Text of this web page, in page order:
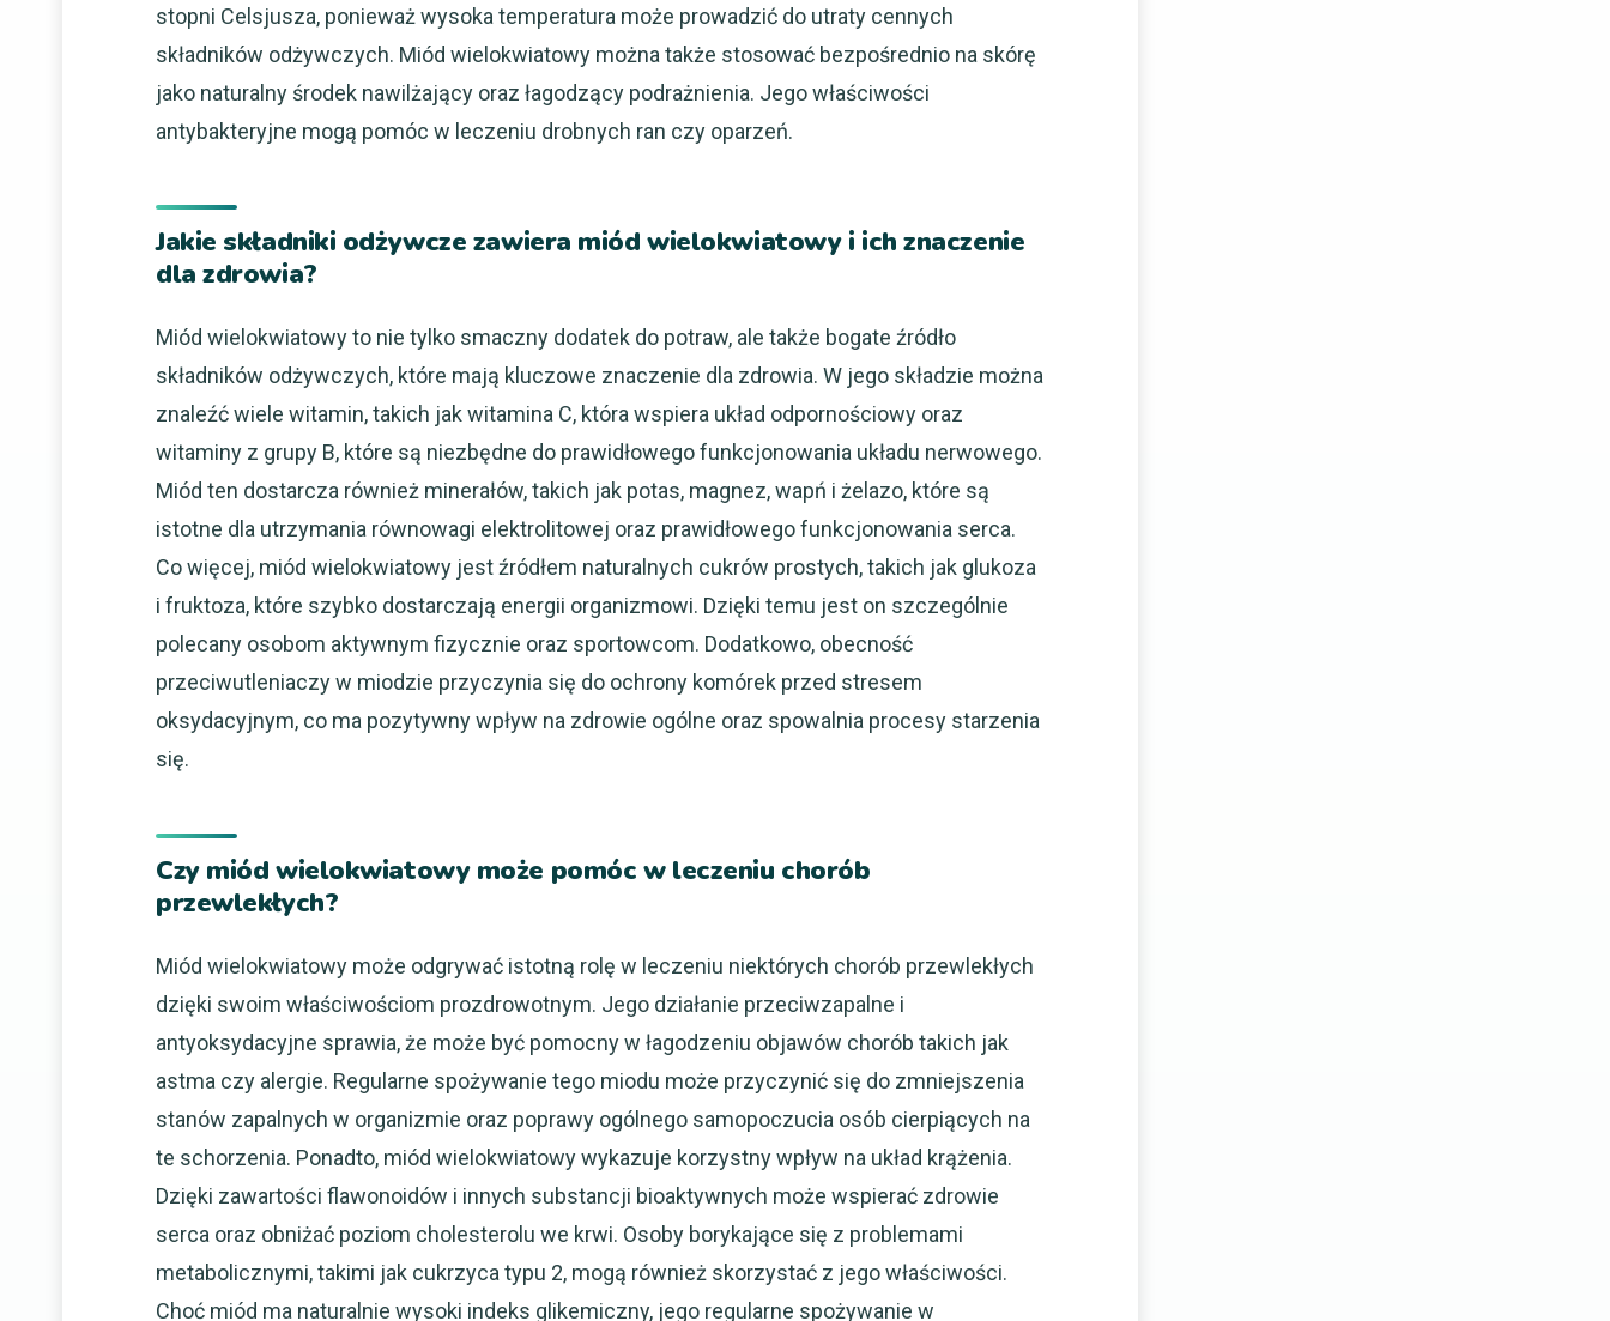
stopni Celsjusza, ponieważ wysoka temperatura może prowadzić do utraty cennych
składników odżywczych. Miód wielokwiatowy można także stosować bezpośrednio na skórę
jako naturalny środek nawilżający oraz łagodzący podrażnienia. Jego właściwości
antybakteryjne mogą pomóc w leczeniu drobnych ran czy oparzeń.
Jakie składniki odżywcze zawiera miód wielokwiatowy i ich znaczenie
dla zdrowia?
Miód wielokwiatowy to nie tylko smaczny dodatek do potraw, ale także bogate źródło
składników odżywczych, które mają kluczowe znaczenie dla zdrowia. W jego składzie można
znaleźć wiele witamin, takich jak witamina C, która wspiera układ odpornościowy oraz
witaminy z grupy B, które są niezbędne do prawidłowego funkcjonowania układu nerwowego.
Miód ten dostarcza również minerałów, takich jak potas, magnez, wapń i żelazo, które są
istotne dla utrzymania równowagi elektrolitowej oraz prawidłowego funkcjonowania serca.
Co więcej, miód wielokwiatowy jest źródłem naturalnych cukrów prostych, takich jak glukoza
i fruktoza, które szybko dostarczają energii organizmowi. Dzięki temu jest on szczególnie
polecany osobom aktywnym fizycznie oraz sportowcom. Dodatkowo, obecność
przeciwutleniaczy w miodzie przyczynia się do ochrony komórek przed stresem
oksydacyjnym, co ma pozytywny wpływ na zdrowie ogólne oraz spowalnia procesy starzenia
się.
Czy miód wielokwiatowy może pomóc w leczeniu chorób
przewlekłych?
Miód wielokwiatowy może odgrywać istotną rolę w leczeniu niektórych chorób przewlekłych
dzięki swoim właściwościom prozdrowotnym. Jego działanie przeciwzapalne i
antyoksydacyjne sprawia, że może być pomocny w łagodzeniu objawów chorób takich jak
astma czy alergie. Regularne spożywanie tego miodu może przyczynić się do zmniejszenia
stanów zapalnych w organizmie oraz poprawy ogólnego samopoczucia osób cierpiących na
te schorzenia. Ponadto, miód wielokwiatowy wykazuje korzystny wpływ na układ krążenia.
Dzięki zawartości flawonoidów i innych substancji bioaktywnych może wspierać zdrowie
serca oraz obniżać poziom cholesterolu we krwi. Osoby borykające się z problemami
metabolicznymi, takimi jak cukrzyca typu 2, mogą również skorzystać z jego właściwości.
Choć miód ma naturalnie wysoki indeks glikemiczny, jego regularne spożywanie w